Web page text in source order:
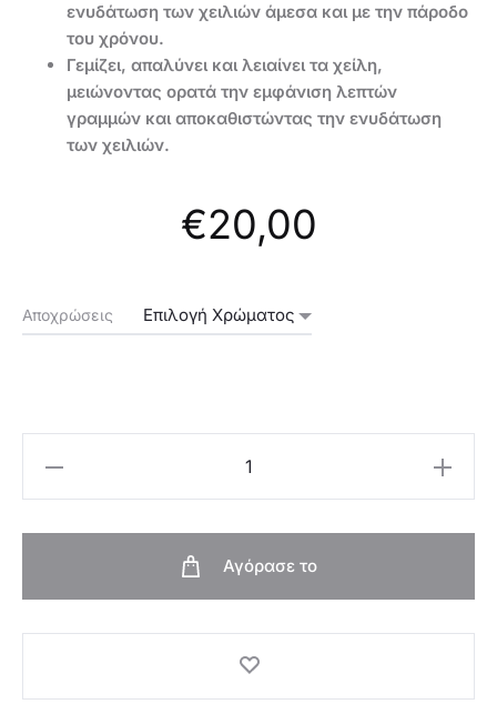
ενυδάτωση των χειλιών άμεσα και με την πάροδο
του χρόνου.
Γεμίζει, απαλύνει και λειαίνει τα χείλη,
μειώνοντας ορατά την εμφάνιση λεπτών
γραμμών και αποκαθιστώντας την ενυδάτωση
των χειλιών.
€20,00
Αποχρώσεις
Αγόρασε το